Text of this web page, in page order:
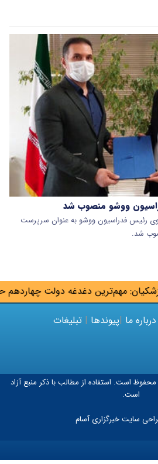
مهم‌ترین دغدغه دولت
ووشو منصوب شد
رئیس فدراسیون ووشو به ‌عنوان سرپرست
شد.
درباره ما |پیوندها | تبلیغات
محفوظ است. استفاده از مطالب با ذکر منبع آزاد
است.
سایت خبرگزاری آسام